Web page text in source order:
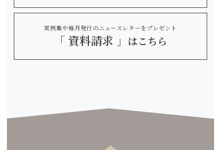
実例集や毎月発行のニュースレターをプレゼント
「 資料請求 」 はこちら